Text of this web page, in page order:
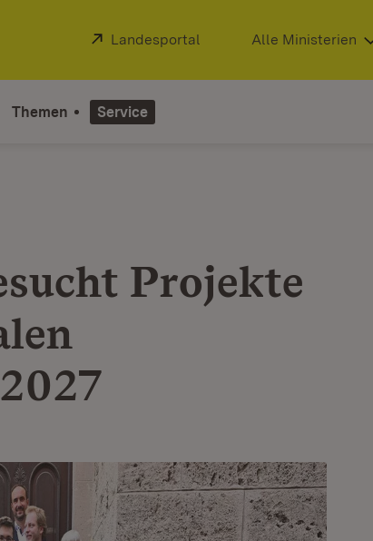
Extern:
Landesportal (Öffnet in neuem Fenster)
Alle Ministerien
Themen Service
Projekte